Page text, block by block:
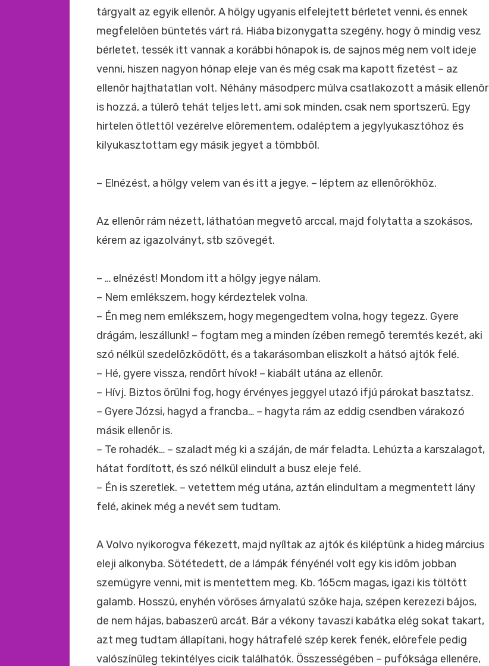
tárgyalt az egyik ellenõr. A hölgy ugyanis elfelejtett bérletet venni, és ennek
megfelelõen büntetés várt rá. Hiába bizonygatta szegény, hogy õ mindig vesz
bérletet, tessék itt vannak a korábbi hónapok is, de sajnos még nem volt ideje
venni, hiszen nagyon hónap eleje van és még csak ma kapott fizetést – az
ellenõr hajthatatlan volt. Néhány másodperc múlva csatlakozott a másik ellenõr
is hozzá, a túlerõ tehát teljes lett, ami sok minden, csak nem sportszerû. Egy
hirtelen ötlettõl vezérelve elõrementem, odaléptem a jegylyukasztóhoz és
kilyukasztottam egy másik jegyet a tömbbõl.
– Elnézést, a hölgy velem van és itt a jegye. – léptem az ellenõrökhöz.
Az ellenõr rám nézett, láthatóan megvetõ arccal, majd folytatta a szokásos,
kérem az igazolványt, stb szövegét.
– … elnézést! Mondom itt a hölgy jegye nálam.
– Nem emlékszem, hogy kérdeztelek volna.
– Én meg nem emlékszem, hogy megengedtem volna, hogy tegezz. Gyere
drágám, leszállunk! – fogtam meg a minden ízében remegõ teremtés kezét, aki
szó nélkül szedelõzködött, és a takarásomban eliszkolt a hátsó ajtók felé.
– Hé, gyere vissza, rendõrt hívok! – kiabált utána az ellenõr.
– Hívj. Biztos örülni fog, hogy érvényes jeggyel utazó ifjú párokat basztatsz.
– Gyere Józsi, hagyd a francba… – hagyta rám az eddig csendben várakozó
másik ellenõr is.
– Te rohadék… – szaladt még ki a száján, de már feladta. Lehúzta a karszalagot,
hátat fordított, és szó nélkül elindult a busz eleje felé.
– Én is szeretlek. – vetettem még utána, aztán elindultam a megmentett lány
felé, akinek még a nevét sem tudtam.
A Volvo nyikorogva fékezett, majd nyíltak az ajtók és kiléptünk a hideg március
eleji alkonyba. Sötétedett, de a lámpák fényénél volt egy kis idõm jobban
szemügyre venni, mit is mentettem meg. Kb. 165cm magas, igazi kis töltött
galamb. Hosszú, enyhén vöröses árnyalatú szõke haja, szépen kerezezi bájos,
de nem hájas, babaszerû arcát. Bár a vékony tavaszi kabátka elég sokat takart,
azt meg tudtam állapítani, hogy hátrafelé szép kerek fenék, elõrefele pedig
valószínûleg tekintélyes cicik találhatók. Összességében – pufóksága ellenére,